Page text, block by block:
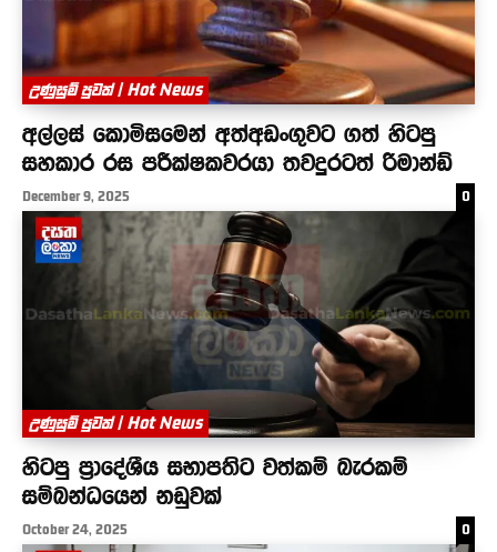
උණුසුම් පුවත් | Hot News
අල්ලස් කොමිසමෙන් අත්අඩංගුවට ගත් හිටපු
සහකාර රස පරීක්ෂකවරයා තවදුරටත් රිමාන්ඩ්
December 9, 2025 0
උණුසුම් පුවත් | Hot News
හිටපු ප්‍රාදේශීය සභාපතිට වත්කම් බැරකම්
සම්බන්ධයෙන් නඩුවක්
October 24, 2025 0